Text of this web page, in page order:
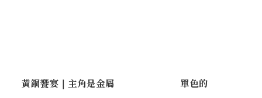
黃銅饗宴｜主角是金屬 單色的